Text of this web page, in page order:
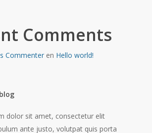
Comments
Commenter en Hello world!
dolor sit amet, consectetur elit
ante justo, volutpat quis porta